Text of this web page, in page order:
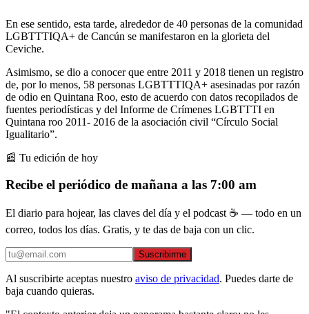
En ese sentido, esta tarde, alrededor de 40 personas de la comunidad
LGBTTTIQA+ de Cancún se manifestaron en la glorieta del
Ceviche.
Asimismo, se dio a conocer que entre 2011 y 2018 tienen un registro
de, por lo menos, 58 personas LGBTTTIQA+ asesinadas por razón
de odio en Quintana Roo, esto de acuerdo con datos recopilados de
fuentes periodísticas y del Informe de Crímenes LGBTTTI en
Quintana roo 2011- 2016 de la asociación civil “Círculo Social
Igualitario”.
📰 Tu edición de hoy
Recibe el periódico de mañana a las 7:00 am
El diario para hojear, las claves del día y el podcast ☕ — todo en un
correo, todos los días. Gratis, y te das de baja con un clic.
Suscribirme
Al suscribirte aceptas nuestro aviso de privacidad. Puedes darte de
baja cuando quieras.